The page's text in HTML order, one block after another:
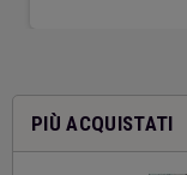
PIÙ ACQUISTATI